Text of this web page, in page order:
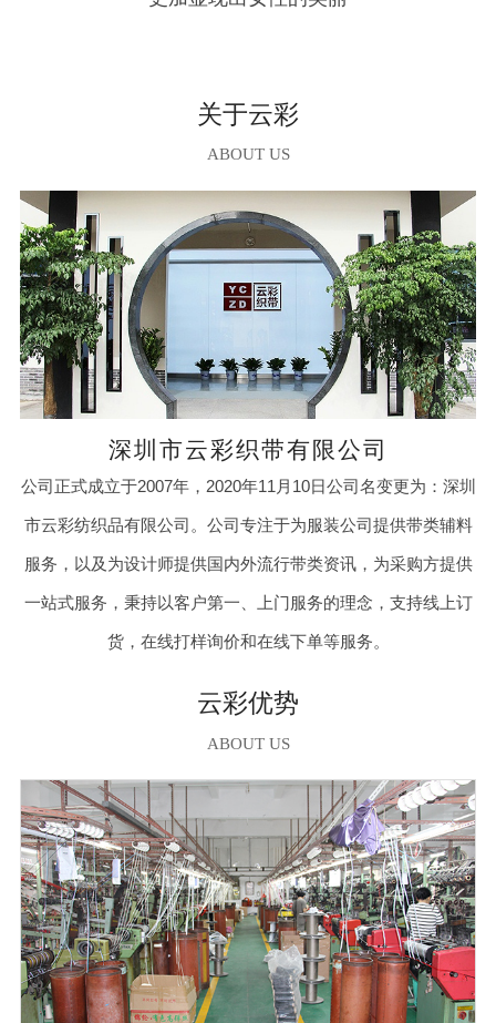
关于云彩
ABOUT US
深圳市云彩织带有限公司
公司正式成立于2007年，2020年11月10日公司名变更为：深圳
市云彩纺织品有限公司。公司专注于为服装公司提供带类辅料
服务，以及为设计师提供国内外流行带类资讯，为采购方提供
一站式服务，秉持以客户第一、上门服务的理念，支持线上订
货，在线打样询价和在线下单等服务。
云彩优势
ABOUT US